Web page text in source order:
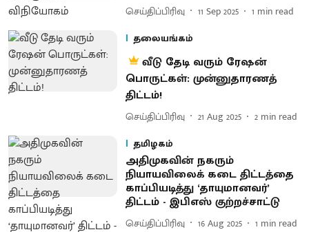
செய்திப்பிரிவு 11 Sep 2025 1 min read
தலையங்கம்
வீடு தேடி வரும் ரேஷன்
பொருட்கள்: முன்னுதாரணத்
திட்டம்!
செய்திப்பிரிவு 21 Aug 2025 2 min read
தமிழகம்
அதிமுகவின் நகரும்
நியாயவிலைக் கடை திட்டத்தை
காப்பியடித்து ‘தாயுமானவர்’
திட்டம் - இபிஎஸ் குற்றச்சாட்டு
செய்திப்பிரிவு 16 Aug 2025 1 min read